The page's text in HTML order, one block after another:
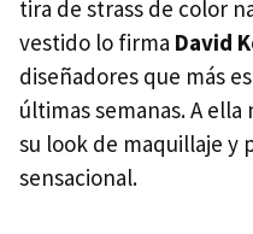
tira de strass de color
vestido lo firma David
diseñadores que más
últimas semanas. A
su look de maquillaje y
sensacional.